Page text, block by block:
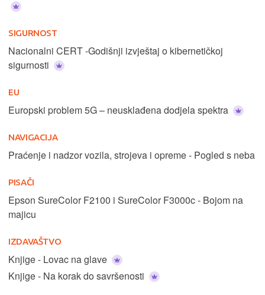
SIGURNOST
Nacionalni CERT -Godišnji izvještaj o kibernetičkoj
sigurnosti
EU
Europski problem 5G – neusklađena dodjela spektra
NAVIGACIJA
Praćenje i nadzor vozila, strojeva i opreme - Pogled s neba
PISAČI
Epson SureColor F2100 i SureColor F3000c - Bojom na
majicu
IZDAVAŠTVO
Knjige - Lovac na glave
Knjige - Na korak do savršenosti